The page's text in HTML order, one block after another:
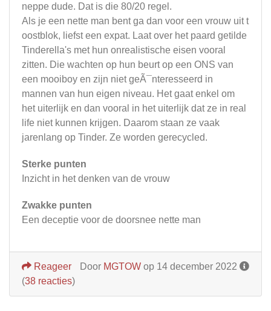
neppe dude. Dat is die 80/20 regel.
Als je een nette man bent ga dan voor een vrouw uit t
oostblok, liefst een expat. Laat over het paard getilde
Tinderella's met hun onrealistische eisen vooral
zitten. Die wachten op hun beurt op een ONS van
een mooiboy en zijn niet geÃ¯nteresseerd in
mannen van hun eigen niveau. Het gaat enkel om
het uiterlijk en dan vooral in het uiterlijk dat ze in real
life niet kunnen krijgen. Daarom staan ze vaak
jarenlang op Tinder. Ze worden gerecycled.
Sterke punten
Inzicht in het denken van de vrouw
Zwakke punten
Een deceptie voor de doorsnee nette man
Door MGTOW op 14 december 2022
Reageer
(38 reacties)